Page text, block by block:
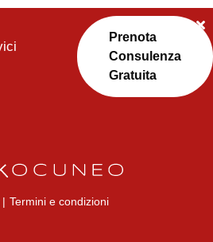
Prenota
Consulenza
Gratuita
| Termini e condizioni